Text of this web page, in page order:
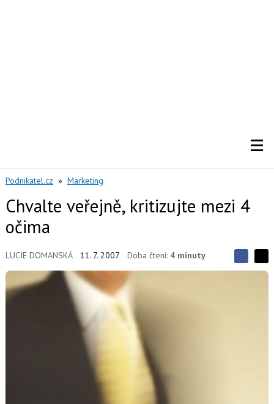
Podnikatel.cz » Marketing
Chvalte veřejně, kritizujte mezi 4
očima
LUCIE DOMANSKÁ 11. 7. 2007 Doba čtení: 4 minuty
SS